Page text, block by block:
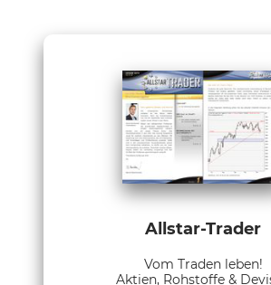
Allstar-Trader
Vom Traden leben!
Aktien, Rohstoffe &